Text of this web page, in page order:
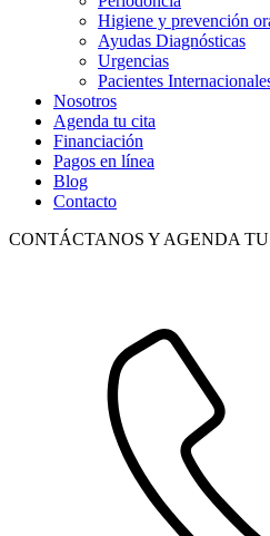
Higiene y prevención
Ayudas Diagnósticas
Urgencias
Pacientes
Nosotros
Agenda tu cita
Financiación
Pagos en línea
Blog
Contacto
CONTÁCTANOS Y AGENDA